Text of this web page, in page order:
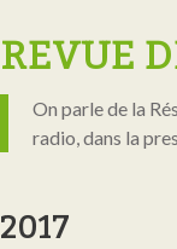
REVUE
On parle de la
radio, dans la
2017